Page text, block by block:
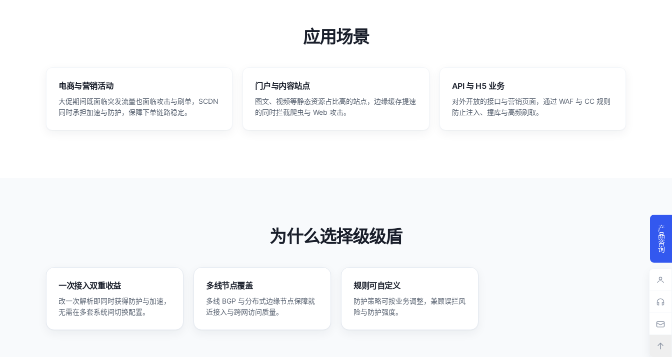
应用场景
电商与营销活动
大促期间既面临突发流量也面临攻击与刷单，SCDN
同时承担加速与防护，保障下单链路稳定。
门户与内容站点
图文、视频等静态资源占比高的站点，边缘缓存提速
的同时拦截爬虫与 Web 攻击。
API 与 H5 业务
对外开放的接口与营销页面，通过 WAF 与 CC 规则
防止注入、撞库与高频刷取。
为什么选择级级盾
一次接入双重收益
改一次解析即同时获得防护与加速，
无需在多套系统间切换配置。
多线节点覆盖
多线 BGP 与分布式边缘节点保障就
近接入与跨网访问质量。
规则可自定义
防护策略可按业务调整，兼顾误拦风
险与防护强度。
产品咨询